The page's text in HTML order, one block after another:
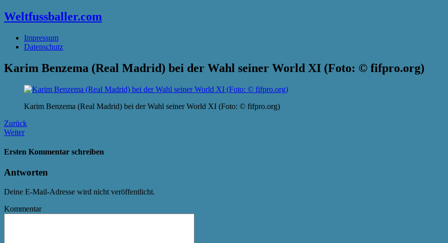
Weltfussballer.com
Impressum
Datenschutz
Karim Benzema (Real Madrid) bei der Wahl seiner World XI (Foto: © fifpro.org)
Karim Benzema (Real Madrid) bei der Wahl seiner World XI (Foto: © fifpro.org)
Zurück
Weiter
Ersten Kommentar schreiben
Antworten
Deine E-Mail-Adresse wird nicht veröffentlicht.
Kommentar